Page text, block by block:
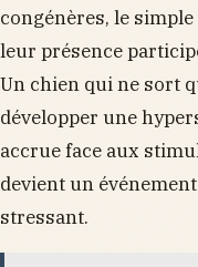
congénères, le
leur présence
Un chien qui ne sort
développer une
accrue face aux
devient un
stressant.